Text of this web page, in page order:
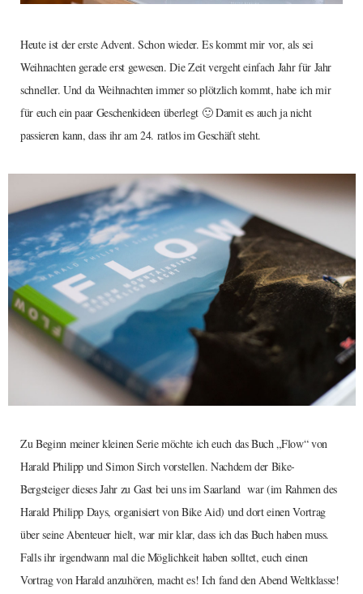
Heute ist der erste Advent. Schon wieder. Es kommt mir vor, als sei
Weihnachten gerade erst gewesen. Die Zeit vergeht einfach Jahr für Jahr
schneller. Und da Weihnachten immer so plötzlich kommt, habe ich mir
für euch ein paar Geschenkideen überlegt 🙂 Damit es auch ja nicht
passieren kann, dass ihr am 24. ratlos im Geschäft steht.
Zu Beginn meiner kleinen Serie möchte ich euch das Buch „Flow“ von
Harald Philipp und Simon Sirch vorstellen. Nachdem der Bike-
Bergsteiger dieses Jahr zu Gast bei uns im Saarland war (im Rahmen des
Harald Philipp Days, organisiert von Bike Aid) und dort einen Vortrag
über seine Abenteuer hielt, war mir klar, dass ich das Buch haben muss.
Falls ihr irgendwann mal die Möglichkeit haben solltet, euch einen
Vortrag von Harald anzuhören, macht es! Ich fand den Abend Weltklasse!